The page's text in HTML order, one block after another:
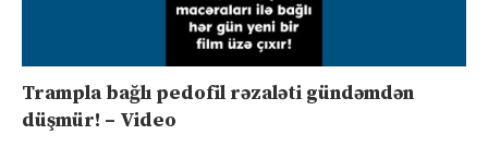
Trampla bağlı pedofil rəzaləti gündəmdən
düşmür! – Video